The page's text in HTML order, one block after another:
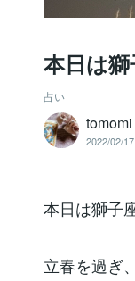
本日は
占い
2022/02/
本日は獅子
立春を過ぎ